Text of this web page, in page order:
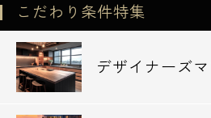
こだわり条件特集
デザイナーズ